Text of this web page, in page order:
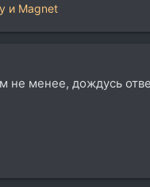
и Magnet
не менее, дождусь